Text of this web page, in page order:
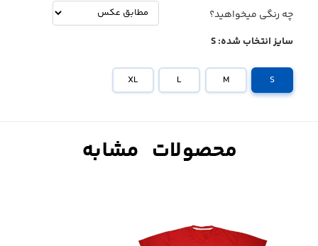
چه رنگی میخواهید؟
سایز انتخاب شده:S
S
M
L
XL